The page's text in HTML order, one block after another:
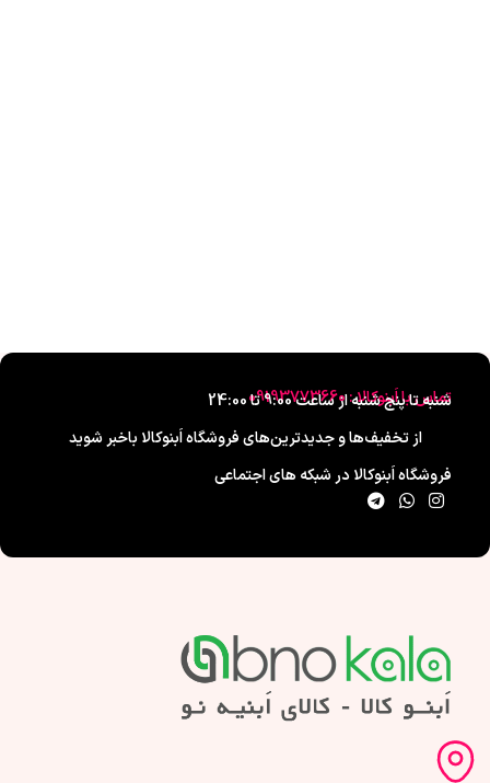
تماس با اَبنوکالا : 09193773660
شنبه تا پنج شنبه از ساعت 9:00 تا 24:00
از تخفیف‌ها و جدیدترین‌های فروشگاه اَبنوکالا باخبر شوید
فروشگاه اَبنوکالا در شبکه های اجتماعی